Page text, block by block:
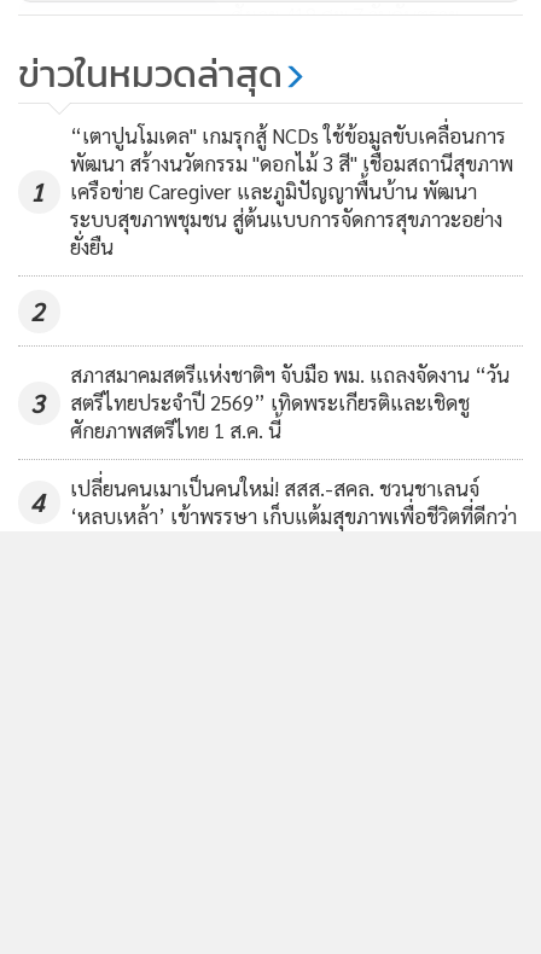
1,568
สังเวย 418 ศพ 7 วันอันตราย
หลักอุบัติเหตุ
ข่าวในหมวดล่าสุด
1
“เตาปูนโมเดล" เกมรุกสู้ NCDs ใช้ข้อมูลขับเคลื่อนการ
พัฒนา สร้างนวัตกรรม "ดอกไม้ 3 สี" เชื่อมสถานีสุขภาพ
เครือข่าย Caregiver และภูมิปัญญาพื้นบ้าน พัฒนา
ระบบสุขภาพชุมชน สู่ต้นแบบการจัดการสุขภาวะอย่าง
ยั่งยืน
2
3
สภาสมาคมสตรีแห่งชาติฯ จับมือ พม. แถลงจัดงาน “วัน
สตรีไทยประจำปี 2569” เทิดพระเกียรติและเชิดชู
ศักยภาพสตรีไทย 1 ส.ค. นี้
4
เปลี่ยนคนเมาเป็นคนใหม่! สสส.-สคล. ชวนชาเลนจ์
‘หลบเหล้า’ เข้าพรรษา เก็บแต้มสุขภาพเพื่อชีวิตที่ดีกว่า
MGR Online ใช้คุกกี้ (Cookies)
MGR Online ใช้คุกกี้ เพื่อจัดการข้อมูลส่วนบุคคลเพื่อนำเสนอ
ประสบการณ์คอนเทนต์ที่ดีที่สุดให้กับผู้อ่านบนเว็บไซต์ และ
แอพพลิเคชั่นเงื่อนไขการใช้งานเว็บไซต์และนโยบายสิทธิ
ส่วนบุคคล